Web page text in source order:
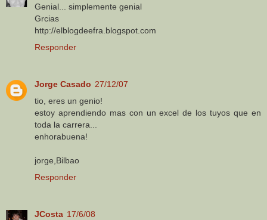
Genial... simplemente genial
Grcias
http://elblogdeefra.blogspot.com
Responder
Jorge Casado 27/12/07
tio, eres un genio!
estoy aprendiendo mas con un excel de los tuyos que en
toda la carrera...
enhorabuena!
jorge,Bilbao
Responder
JCosta 17/6/08